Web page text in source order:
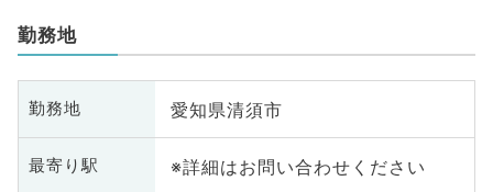
勤務地
勤務地 愛知県清須市
最寄り駅 ※詳細はお問い合わせください